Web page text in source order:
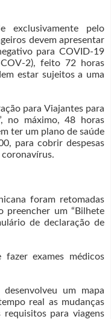
exclusivamente pelo
devem apresentar
para COVID-19
2), feito 72 horas
estar sujeitos a uma
para Viajantes para
no máximo, 48 horas
ter um plano de saúde
para cobrir despesas
foram retomadas
preencher um “Bilhete
de declaração de
exames médicos
um mapa
real as mudanças
para viagens